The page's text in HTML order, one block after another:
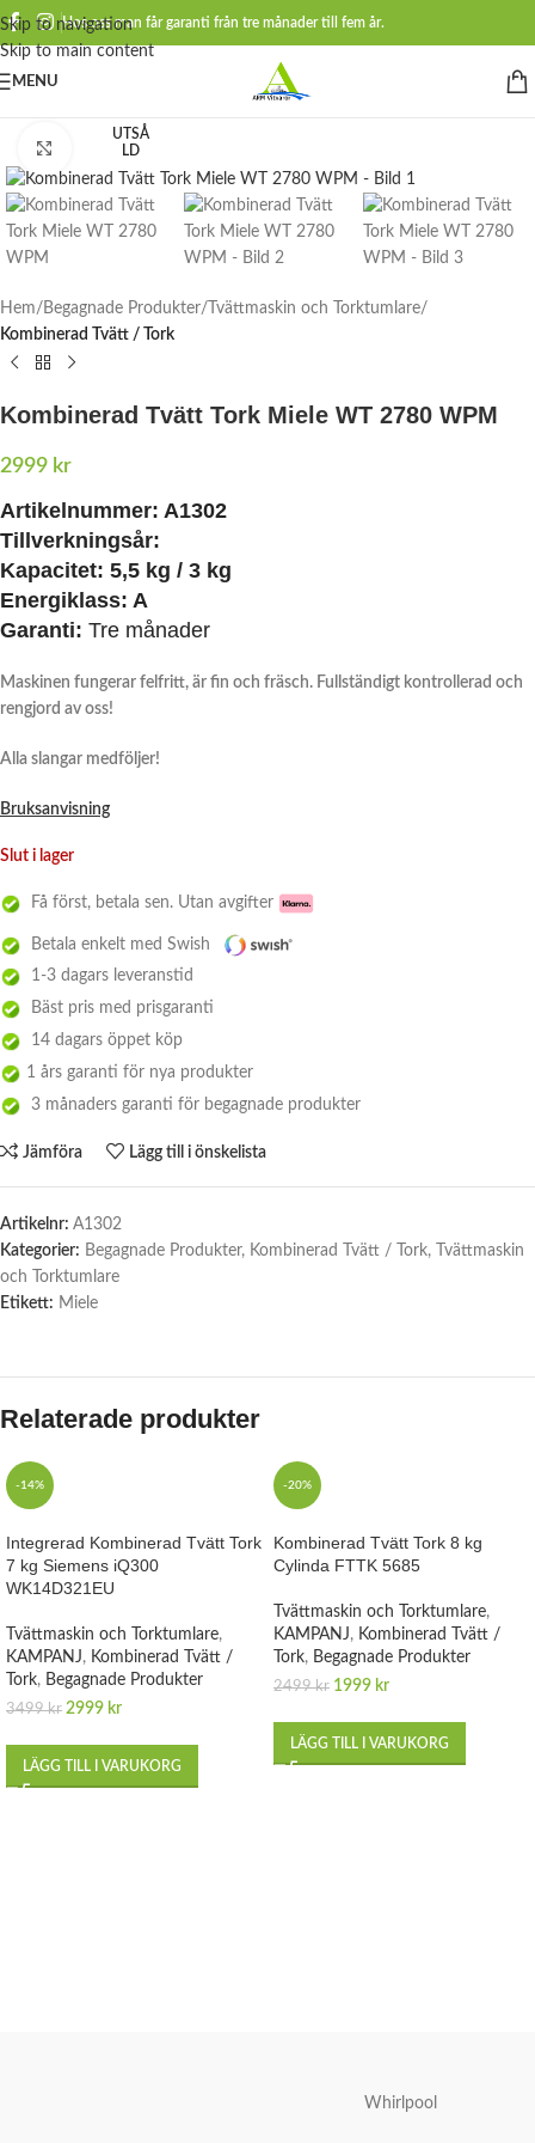
Skip to navigation
Skip to main content
Hos oss man får garanti från tre månader till fem år.
MENU
UTSÅ
LD
Click to enlarge
Hem Begagnade Produkter
Tvättmaskin och Torktumlare
Kombinerad Tvätt / Tork
Kombinerad Tvätt Tork Miele WT 2780 WPM
2999 kr
Artikelnummer: A1302
Tillverkningsår:
Kapacitet: 5,5 kg / 3 kg
Energiklass: A
Garanti: Tre månader
Maskinen fungerar felfritt, är fin och fräsch. Fullständigt kontrollerad och
rengjord av oss!
Alla slangar medföljer!
Bruksanvisning
Slut i lager
Få först, betala sen. Utan avgifter
Betala enkelt med Swish
1-3 dagars leveranstid
Bäst pris med prisgaranti
14 dagars öppet köp
1 års garanti för nya produkter
3 månaders garanti för begagnade produkter
Jämföra Lägg till i önskelista
Artikelnr: A1302
Kategorier: Begagnade Produkter, Kombinerad Tvätt / Tork,
Tvättmaskin
och Torktumlare
Etikett: Miele
Relaterade produkter
-14%
Integrerad Kombinerad Tvätt Tork
7 kg Siemens iQ300
WK14D321EU
Tvättmaskin och Torktumlare,
KAMPANJ, Kombinerad Tvätt /
Tork, Begagnade Produkter
3499kr 2999 kr
LÄGG TILL I VARUKORG
-20%
Kombinerad Tvätt Tork 8 kg
Cylinda FTTK 5685
Tvättmaskin och Torktumlare,
KAMPANJ, Kombinerad Tvätt /
Tork, Begagnade Produkter
2499kr 1999 kr
LÄGG TILL I VARUKORG
Whirlpool